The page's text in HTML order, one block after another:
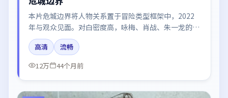
本片危城边界将人物关系置于冒险类型框架中，2022
年与观众见面。对白密度高，咏梅、肖战、朱一龙的台
词节奏值得关注；整体气质偏美国都市与冷色调摄影。
高清
流畅
12万
44个月前